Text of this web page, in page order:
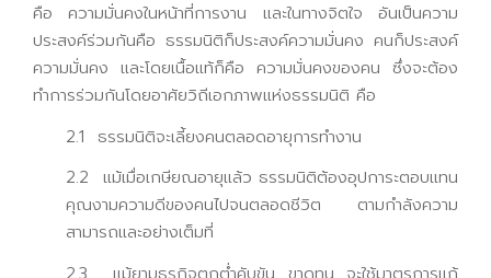
คือ ความมั่นคงในหน้าที่การงาน และในทางจิตใจ อันเป็นความ
ประสงค์ร่วมกันคือ ธรรมนิติก็ประสงค์ความมั่นคง คนก็ประสงค์
ความมั่นคง และโดยเนื้อแท้ก็คือ ความมั่นคงของคน ซึ่งจะต้อง
ทำการร่วมกันโดยอาศัยวิถีเอกภาพแห่งธรรมนิติ คือ
2.1 ธรรมนิติจะเลี้ยงคนตลอดอายุการทำงาน
2.2 แม้เมื่อเกษียณอายุแล้ว ธรรมนิติต้องอุปการะตอบแทน
คุณงามความดีของคนไปจนตลอดชีวิต ตามกำลังความ
สามารถและอย่างเต็มที่
2.3 แม้ยามธุรกิจตกต่ำคับขัน ขาดทุน จะใช้มาตรการแก้